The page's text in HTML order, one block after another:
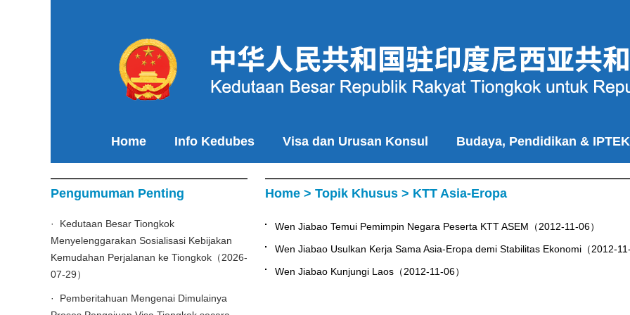
Home Info Kedubes Visa dan Urusan Konsul Budaya, Pendidikan & IPTEK
Pengumuman Penting
· Kedutaan Besar Tiongkok
Menyelenggarakan Sosialisasi Kebijakan
Kemudahan Perjalanan ke Tiongkok（2026-
07-29）
· Pemberitahuan Mengenai Dimulainya
Home> Topik Khusus> KTT Asia-Eropa
Wen Jiabao Temui Pemimpin Negara Peserta KTT ASEM（2012-11-06）
Wen Jiabao Usulkan Kerja Sama Asia-Eropa demi Stabilitas Ekonomi（2012-
Wen Jiabao Kunjungi Laos（2012-11-06）